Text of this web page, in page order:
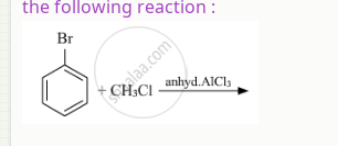
the following reaction :